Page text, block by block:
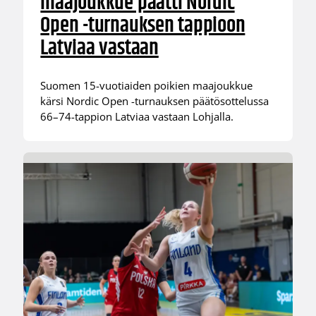
Open -turnauksen tappioon
Latviaa vastaan
Suomen 15-vuotiaiden poikien maajoukkue
kärsi Nordic Open -turnauksen päätösottelussa
66–74-tappion Latviaa vastaan Lohjalla.